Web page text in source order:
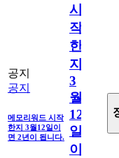
공지
공지
메모리워드 시작
한지 3월12일이
면 2년이 됩니다.
시
작
한
지
3
월
12
일
이